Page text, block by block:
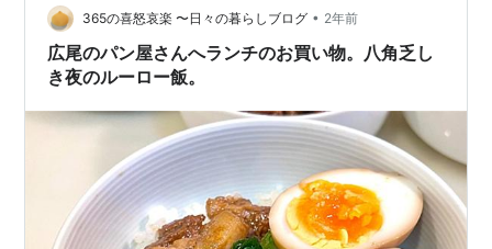
365の喜怒哀楽 〜日々の暮らしブログ • 2年前
広尾のパン屋さんへランチのお買い物。八角乏し
き夜のルーロー飯。